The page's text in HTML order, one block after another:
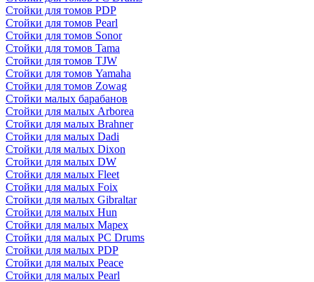
Стойки для томов PDP
Стойки для томов Pearl
Стойки для томов Sonor
Стойки для томов Tama
Стойки для томов TJW
Стойки для томов Yamaha
Стойки для томов Zowag
Стойки малых барабанов
Стойки для малых Arborea
Стойки для малых Brahner
Стойки для малых Dadi
Стойки для малых Dixon
Стойки для малых DW
Стойки для малых Fleet
Стойки для малых Foix
Стойки для малых Gibraltar
Стойки для малых Hun
Стойки для малых Mapex
Стойки для малых PC Drums
Стойки для малых PDP
Стойки для малых Peace
Стойки для малых Pearl